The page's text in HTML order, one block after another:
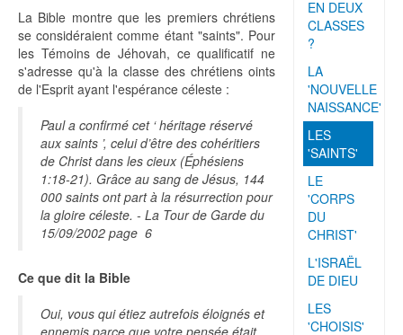
EN DEUX
CLASSES
?
LA
'NOUVELLE
NAISSANCE'
LES
'SAINTS'
LE
'CORPS
DU
CHRIST'
L'ISRAËL
DE DIEU
LES
'CHOISIS'
La Bible montre que les premiers chrétiens
se considéraient comme étant "saints". Pour
les Témoins de Jéhovah, ce qualificatif ne
s'adresse qu'à la classe des chrétiens oints
de l'Esprit ayant l'espérance céleste :
Paul a confirmé cet ‘ héritage réservé
aux saints ’, celui d’être des cohéritiers
de Christ dans les cieux (Éphésiens
1:18-21). Grâce au sang de Jésus, 144
000 saints ont part à la résurrection pour
la gloire céleste. - La Tour de Garde du
15/09/2002 page 6
Ce que dit la Bible
Oui, vous qui étiez autrefois éloignés et
ennemis parce que votre pensée était